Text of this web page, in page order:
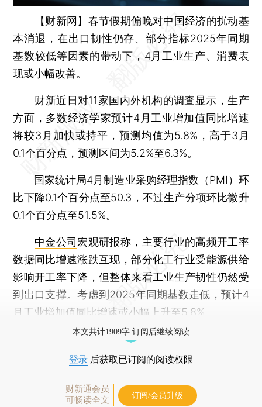
【财新网】 春节假期偏晚对中国经济的扰动基
本消退，在出口韧性仍存、部分指标2025年同期
基数较低等因素的带动下，4月工业生产、消费表
现或小幅改善。
财新近日对11家国内外机构的调查显示，生产
方面，多数经济学家预计4月工业增加值同比增速
将较3月加快或持平，预测均值为5.8%，高于3月
0.1个百分点，预测区间为5.2%至6.3%。
国家统计局4月制造业采购经理指数（PMI）环
比下降0.1个百分点至50.3，不过生产分项环比微升
0.1个百分点至51.5%。
中金公司宏观研报称，主要行业的高频开工率
数据同比增速涨跌互现，部分化工行业受能源供给
影响开工率下降，但整体来看工业生产韧性仍然受
到出口支撑。考虑到2025年同期基数走低，预计4
月工业增加值同比增速或小幅上升至5.8%。
本文共计1909字 订阅后继续阅读
登录 后获取已订阅的阅读权限
财新通会员
可畅读全文
订阅/会员升级